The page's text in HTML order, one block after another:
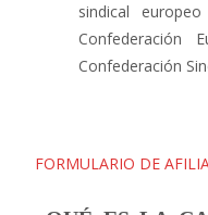
sindical
Confederación
Confederación
FORMULARIO DE